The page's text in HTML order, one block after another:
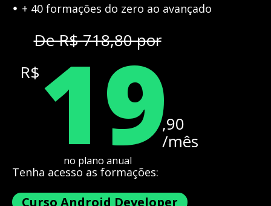
+ 40 formações do zero ao avançado
De R$ 718,80 por
R$ 19,90
/mês
no plano anual
Tenha acesso as formações:
Curso Android Developer